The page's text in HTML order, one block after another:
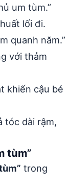
um tùm.”
lối đi.
quanh năm.”
với thảm
khiến cậu bé
tóc dài rậm,
tùm”
trong